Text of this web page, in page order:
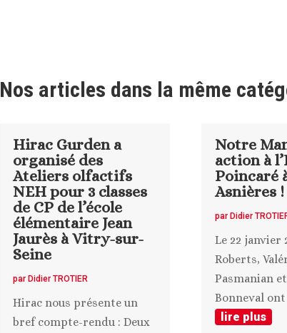
Nos articles dans la même
Hirac Gurden a
organisé des
Ateliers olfactifs
NEH pour 3 classes
de CP de l’école
élémentaire Jean
Jaurès à Vitry-sur-
Seine
par Didier TROTIER
Hirac nous présente un
bref compte-rendu : Deux
Notre
action à
Poincaré
Asnières !
parDidier
Le 22 janvier
Roberts,
Pasmanian
Bonneval ont
lire plus